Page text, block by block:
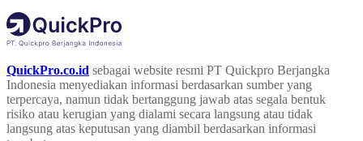
QuickPro.co.id sebagai website resmi PT Quickpro Berjangka
Indonesia menyediakan informasi berdasarkan sumber yang
terpercaya, namun tidak bertanggung jawab atas segala bentuk
risiko atau kerugian yang dialami secara langsung atau tidak
langsung atas keputusan yang diambil berdasarkan informasi